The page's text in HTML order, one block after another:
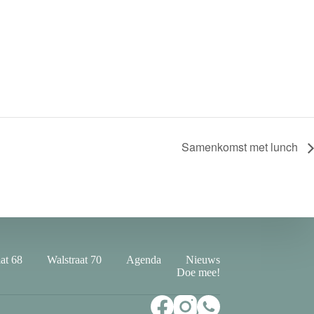
Samenkomst met lunch
68 Walstraat 70 Agenda
Nieuws
Doe mee!